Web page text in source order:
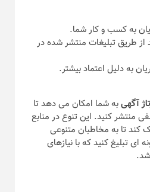
به کسب و کار شما.
طریق تبلیغات منتشر شده در
به دلیل اعتماد بیشتر.
آگهیبه شما امکان می‌ دهد تا
منتشر کنید. این تنوع در منابع
کند تا به مخاطبان متنوعی
ای تبلیغ کنید که با نیازهای